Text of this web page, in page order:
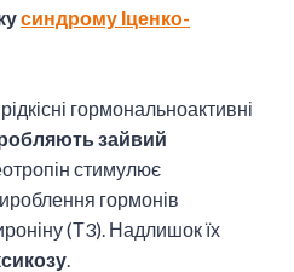
синдрому Іценко-
гормональноактивні
зайвий
стимулює
гормонів
(Т3). Надлишок їх
.